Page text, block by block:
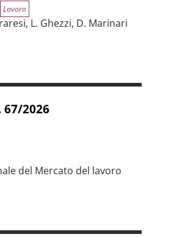
Lavoro
L. Ghezzi, D. Marinari
67/2026
del Mercato del lavoro